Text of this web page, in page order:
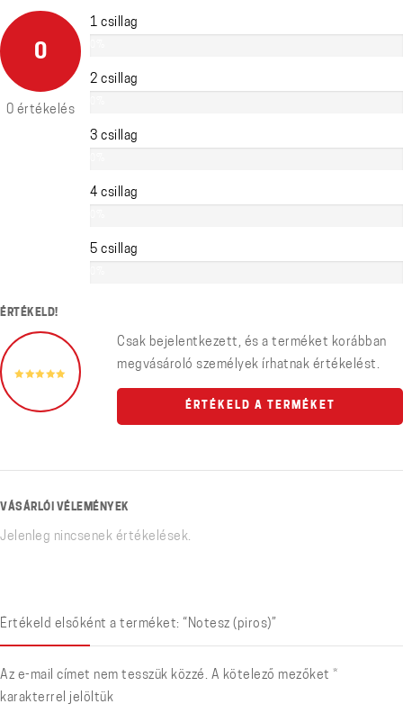
0
0 értékelés
1 csillag
2 csillag
3 csillag
4 csillag
5 csillag
ÉRTÉKELD!
Csak bejelentkezett, és a terméket korábban
megvásároló személyek írhatnak értékelést.
ÉRTÉKELD A TERMÉKET
VÁSÁRLÓI VÉLEMÉNYEK
Jelenleg nincsenek értékelések.
Értékeld elsőként a terméket: “Notesz (piros)”
Az e-mail címet nem tesszük közzé. A kötelező mezőket *
karakterrel jelöltük